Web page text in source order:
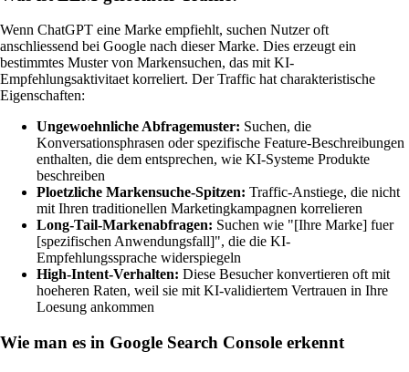
Wenn ChatGPT eine Marke empfiehlt, suchen Nutzer oft
anschliessend bei Google nach dieser Marke. Dies erzeugt ein
bestimmtes Muster von Markensuchen, das mit KI-
Empfehlungsaktivitaet korreliert. Der Traffic hat charakteristische
Eigenschaften:
Ungewoehnliche Abfragemuster: Suchen, die
Konversationsphrasen oder spezifische Feature-Beschreibungen
enthalten, die dem entsprechen, wie KI-Systeme Produkte
beschreiben
Ploetzliche Markensuche-Spitzen: Traffic-Anstiege, die nicht
mit Ihren traditionellen Marketingkampagnen korrelieren
Long-Tail-Markenabfragen: Suchen wie "[Ihre Marke] fuer
[spezifischen Anwendungsfall]", die die KI-
Empfehlungssprache widerspiegeln
High-Intent-Verhalten: Diese Besucher konvertieren oft mit
hoeheren Raten, weil sie mit KI-validiertem Vertrauen in Ihre
Loesung ankommen
Wie man es in Google Search Console erkennt